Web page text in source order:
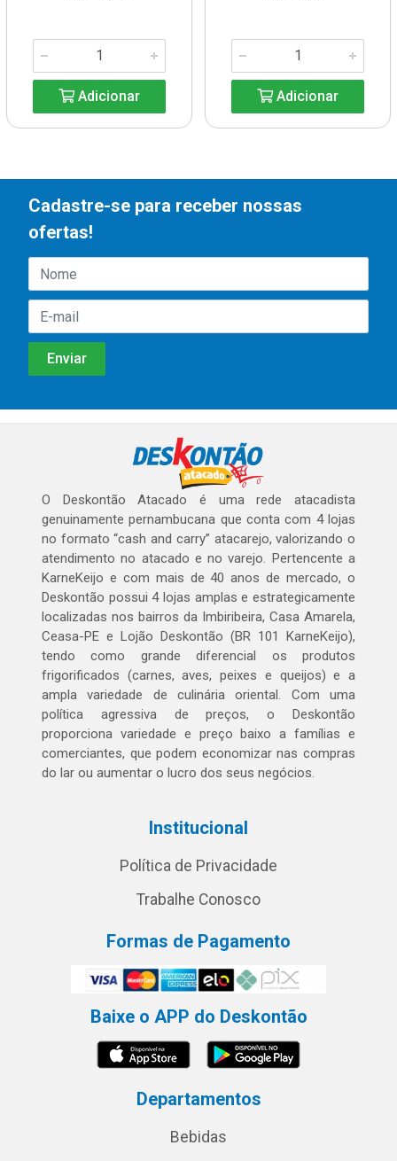
Adicionar Adicionar
Cadastre-se para receber nossas
ofertas!
O Deskontão Atacado é uma rede atacadista
genuinamente pernambucana que conta com 4 lojas
no formato “cash and carry” atacarejo, valorizando o
atendimento no atacado e no varejo. Pertencente a
KarneKeijo e com mais de 40 anos de mercado, o
Deskontão possui 4 lojas amplas e estrategicamente
localizadas nos bairros da Imbiribeira, Casa Amarela,
Ceasa-PE e Lojão Deskontão (BR 101 KarneKeijo),
tendo como grande diferencial os produtos
frigorificados (carnes, aves, peixes e queijos) e a
ampla variedade de culinária oriental. Com uma
política agressiva de preços, o Deskontão
proporciona variedade e preço baixo a famílias e
comerciantes, que podem economizar nas compras
do lar ou aumentar o lucro dos seus negócios.
Institucional
Política de Privacidade
Trabalhe Conosco
Formas de Pagamento
Baixe o APP do Deskontão
Departamentos
Bebidas